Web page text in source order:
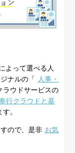
よって選べる人
ナルの「
人事・
ラウドサービスの
行クラウドと基
。
ので、是非 お気